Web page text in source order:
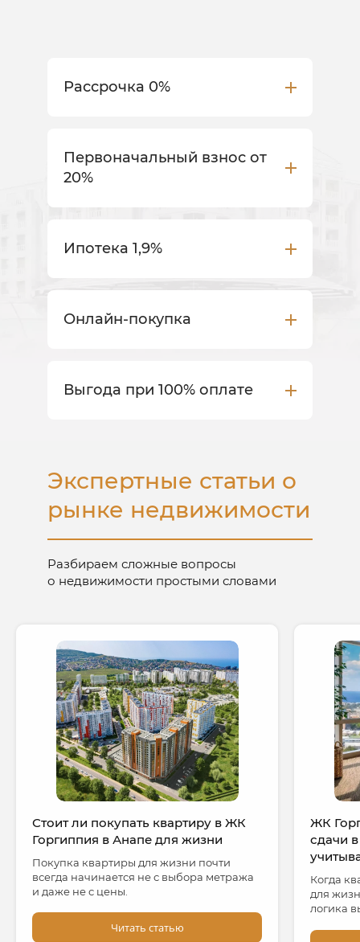
Рассрочка 0%
Первоначальный взнос от
20%
Ипотека 1,9%
Онлайн-покупка
Выгода при 100% оплате
Экспертные статьи о
рынке недвижимости
Разбираем сложные вопросы
о недвижимости простыми словами
Стоит ли покупать квартиру в ЖК
Горгиппия в Анапе для жизни
Покупка квартиры для жизни почти
всегда начинается не с выбора метража
и даже не с цены.
Читать статью
ЖК
сдачи
Когда
для
логика